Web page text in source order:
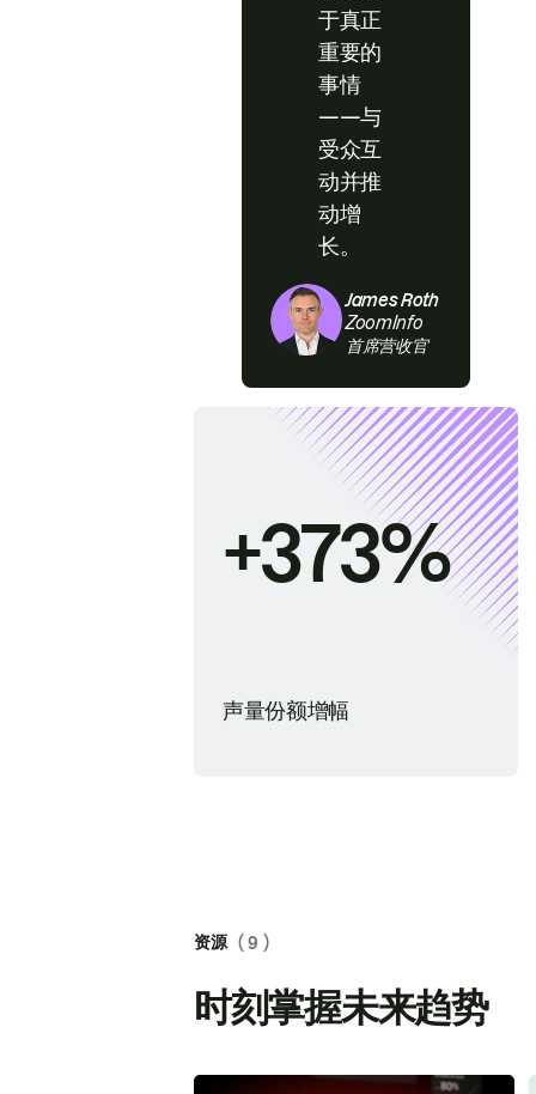
于真正
重要的
事情
——与
受众互
动并推
动增
长。
James Roth
ZoomInfo
首席营收官
+373%
声量份额增幅
资源 ( 9 )
时刻掌握未来趋势